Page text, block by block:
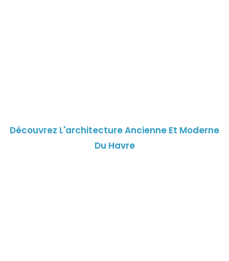
Découvrez L'architecture Ancienne Et Moderne
Du Havre